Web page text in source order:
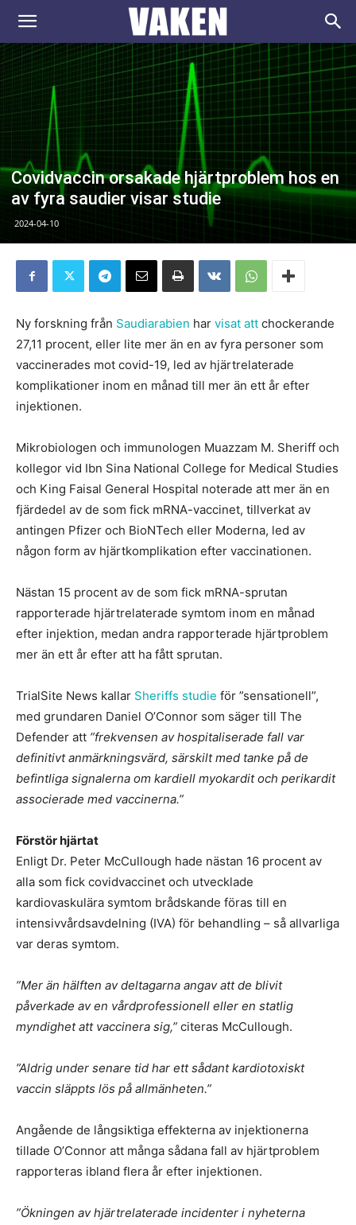
VAKEN.se
Covidvaccin orsakade hjärtproblem hos en
av fyra saudier visar studie
2024-04-10
Ny forskning från Saudiarabien har visat att chockerande
27,11 procent, eller lite mer än en av fyra personer som
vaccinerades mot covid-19, led av hjärtrelaterade
komplikationer inom en månad till mer än ett år efter
injektionen.
Mikrobiologen och immunologen Muazzam M. Sheriff och
kollegor vid Ibn Sina National College for Medical Studies
och King Faisal General Hospital noterade att mer än en
fjärdedel av de som fick mRNA-vaccinet, tillverkat av
antingen Pfizer och BioNTech eller Moderna, led av
någon form av hjärtkomplikation efter vaccinationen.
Nästan 15 procent av de som fick mRNA-sprutan
rapporterade hjärtrelaterade symtom inom en månad
efter injektion, medan andra rapporterade hjärtproblem
mer än ett år efter att ha fått sprutan.
TrialSite News kallar Sheriffs studie för ”sensationell”,
med grundaren Daniel O’Connor som säger till The
Defender att ”frekvensen av hospitaliserade fall var
definitivt anmärkningsvärd, särskilt med tanke på de
befintliga signalerna om kardiell myokardit och perikardit
associerade med vaccinerna.”
Förstör hjärtat
Enligt Dr. Peter McCullough hade nästan 16 procent av
alla som fick covidvaccinet och utvecklade
kardiovaskulära symtom brådskande föras till en
intensivvårdsavdelning (IVA) för behandling – så allvarliga
var deras symtom.
”Mer än hälften av deltagarna angav att de blivit
påverkade av en vårdprofessionell eller en statlig
myndighet att vaccinera sig,” citeras McCullough.
”Aldrig under senare tid har ett sådant kardiotoxiskt
vaccin släppts lös på allmänheten.”
Angående de långsiktiga effekterna av injektionerna
tillade O’Connor att många sådana fall av hjärtproblem
rapporteras ibland flera år efter injektionen.
”Ökningen av hjärtrelaterade incidenter i nyheterna